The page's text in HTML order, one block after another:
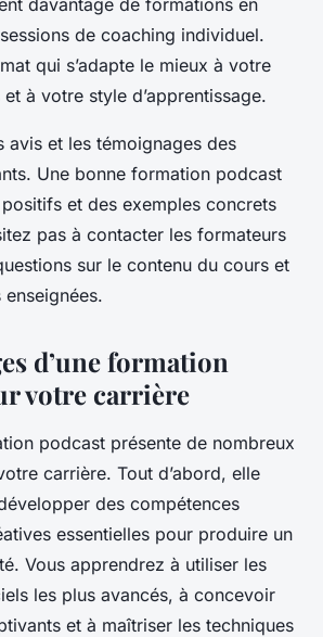
davantage de formations en
de coaching individuel.
qui s’adapte le mieux à votre
à votre style d’apprentissage.
avis et les témoignages des
Une bonne formation podcast
et des exemples concrets
pas à contacter les formateurs
sur le contenu du cours et
d’une formation
votre carrière
podcast présente de nombreux
carrière. Tout d’abord, elle
des compétences
essentielles pour produire un
Vous apprendrez à utiliser les
les plus avancés, à concevoir
et à maîtriser les techniques